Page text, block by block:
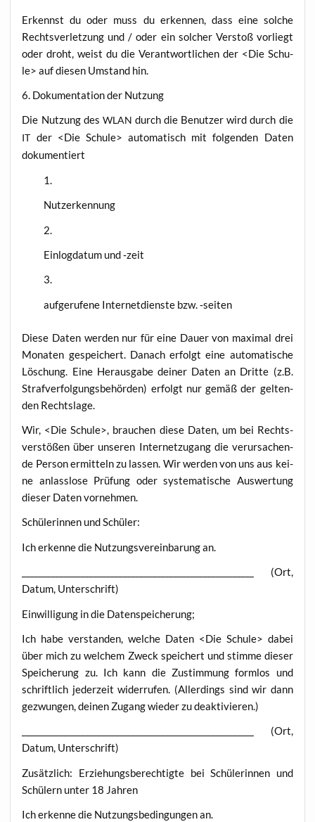
Erkennst du oder muss du erken­nen, dass eine sol­che
Rechts­ver­let­zung und / oder ein sol­cher Ver­stoß vor­liegt
oder droht, weist du die Ver­ant­wort­li­chen der <Die Schu­
le> auf die­sen Umstand hin.
6. Doku­men­ta­ti­on der Nutzung
Die Nut­zung des WLAN durch die Benut­zer wird durch die
IT der <Die Schu­le> auto­ma­tisch mit fol­gen­den Daten
dokumentiert
Nut­zer­ken­nung
Ein­log­da­tum und ‑zeit
auf­ge­ru­fe­ne Inter­net­diens­te bzw. ‑sei­ten
Die­se Daten wer­den nur für eine Dau­er von maxi­mal drei
Mona­ten gespei­chert. Danach erfolgt eine auto­ma­ti­sche
Löschung. Eine Her­aus­ga­be dei­ner Daten an Drit­te (z.B.
Straf­ver­fol­gungs­be­hör­den) erfolgt nur gemäß der gel­ten­
den Rechtslage.
Wir, <Die Schu­le>, brau­chen die­se Daten, um bei Rechts­
ver­stö­ßen über unse­ren Inter­net­zu­gang die ver­ur­sa­chen­
de Per­son ermit­teln zu las­sen. Wir wer­den von uns aus kei­
ne anlass­lo­se Prü­fung oder sys­te­ma­ti­sche Aus­wer­tung
die­ser Daten vornehmen.
Schü­le­rin­nen und Schüler:
Ich erken­ne die Nut­zungs­ver­ein­ba­rung an.
_______________________________________________________ (Ort,
Datum, Unterschrift)
Ein­wil­li­gung in die Datenspeicherung;
Ich habe ver­stan­den, wel­che Daten <Die Schu­le> dabei
über mich zu wel­chem Zweck spei­chert und stim­me die­ser
Spei­che­rung zu. Ich kann die Zustim­mung form­los und
schrift­lich jeder­zeit wider­ru­fen. (Aller­dings sind wir dann
gezwun­gen, dei­nen Zugang wie­der zu deaktivieren.)
_______________________________________________________ (Ort,
Datum, Unterschrift)
Zusätz­lich: Erzie­hungs­be­rech­tig­te bei Schü­le­rin­nen und
Schü­lern unter 18 Jahren
Ich erken­ne die Nut­zungs­be­din­gun­gen an.